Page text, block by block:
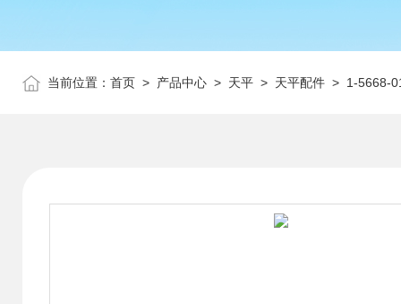
当前位置： 首页 > 产品中心 > 天平 > 天平配件 > 1-5668-